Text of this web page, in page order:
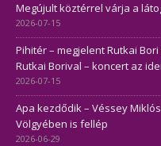
Megújult köztérrel várja a
2026-07-15
Pihitér – megjelent Rutkai
Rutkai Borival – koncert az
2026-07-15
Apa kezdődik – Véssey
Völgyében is fellép
2026-06-29